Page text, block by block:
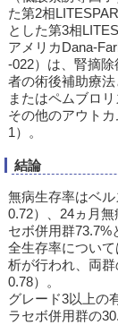
た第2相
とした第3相
アメリカDana-
-022）は、腎摘
者の術後補助療
またはペムブロ
その他のアウト
1）。
結論
無病生存率はベ
0.72）、24ヵ月
セボ併用群73.7%
全生存率につい
析が行われ、両
0.78）。
グレード3以上の
ラセボ併用群の